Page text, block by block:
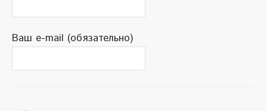
Ваш e-mail (обязательно)